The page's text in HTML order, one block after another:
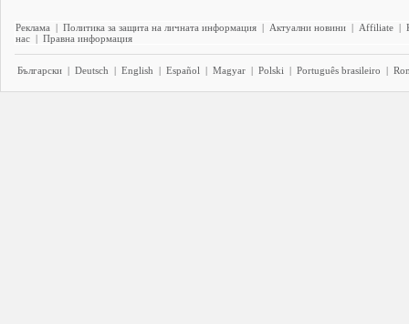
Реклама | Политика за защита на личната информация | Актуални новини | Affiliate |
нас | Правна информация
Български | Deutsch | English | Español | Magyar | Polski | Português brasileiro |